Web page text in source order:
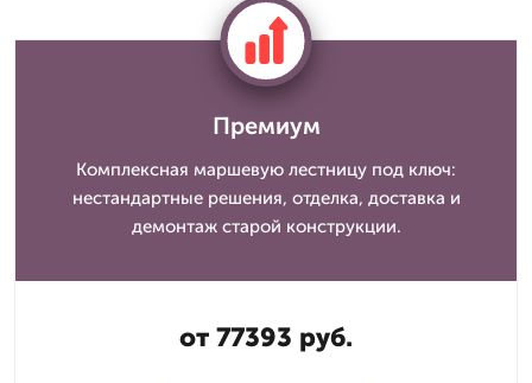
Премиум
Комплексная маршевую лестницу под ключ:
нестандартные решения, отделка, доставка и
демонтаж старой конструкции.
от 77393 руб.